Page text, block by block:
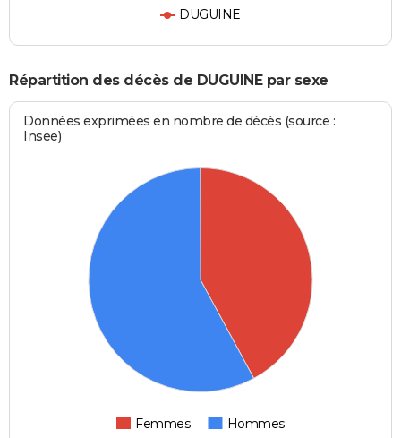
DUGUINE
Répartition des décès de DUGUINE par sexe
Données exprimées en nombre de décès (source :
Insee)
Femmes Hommes